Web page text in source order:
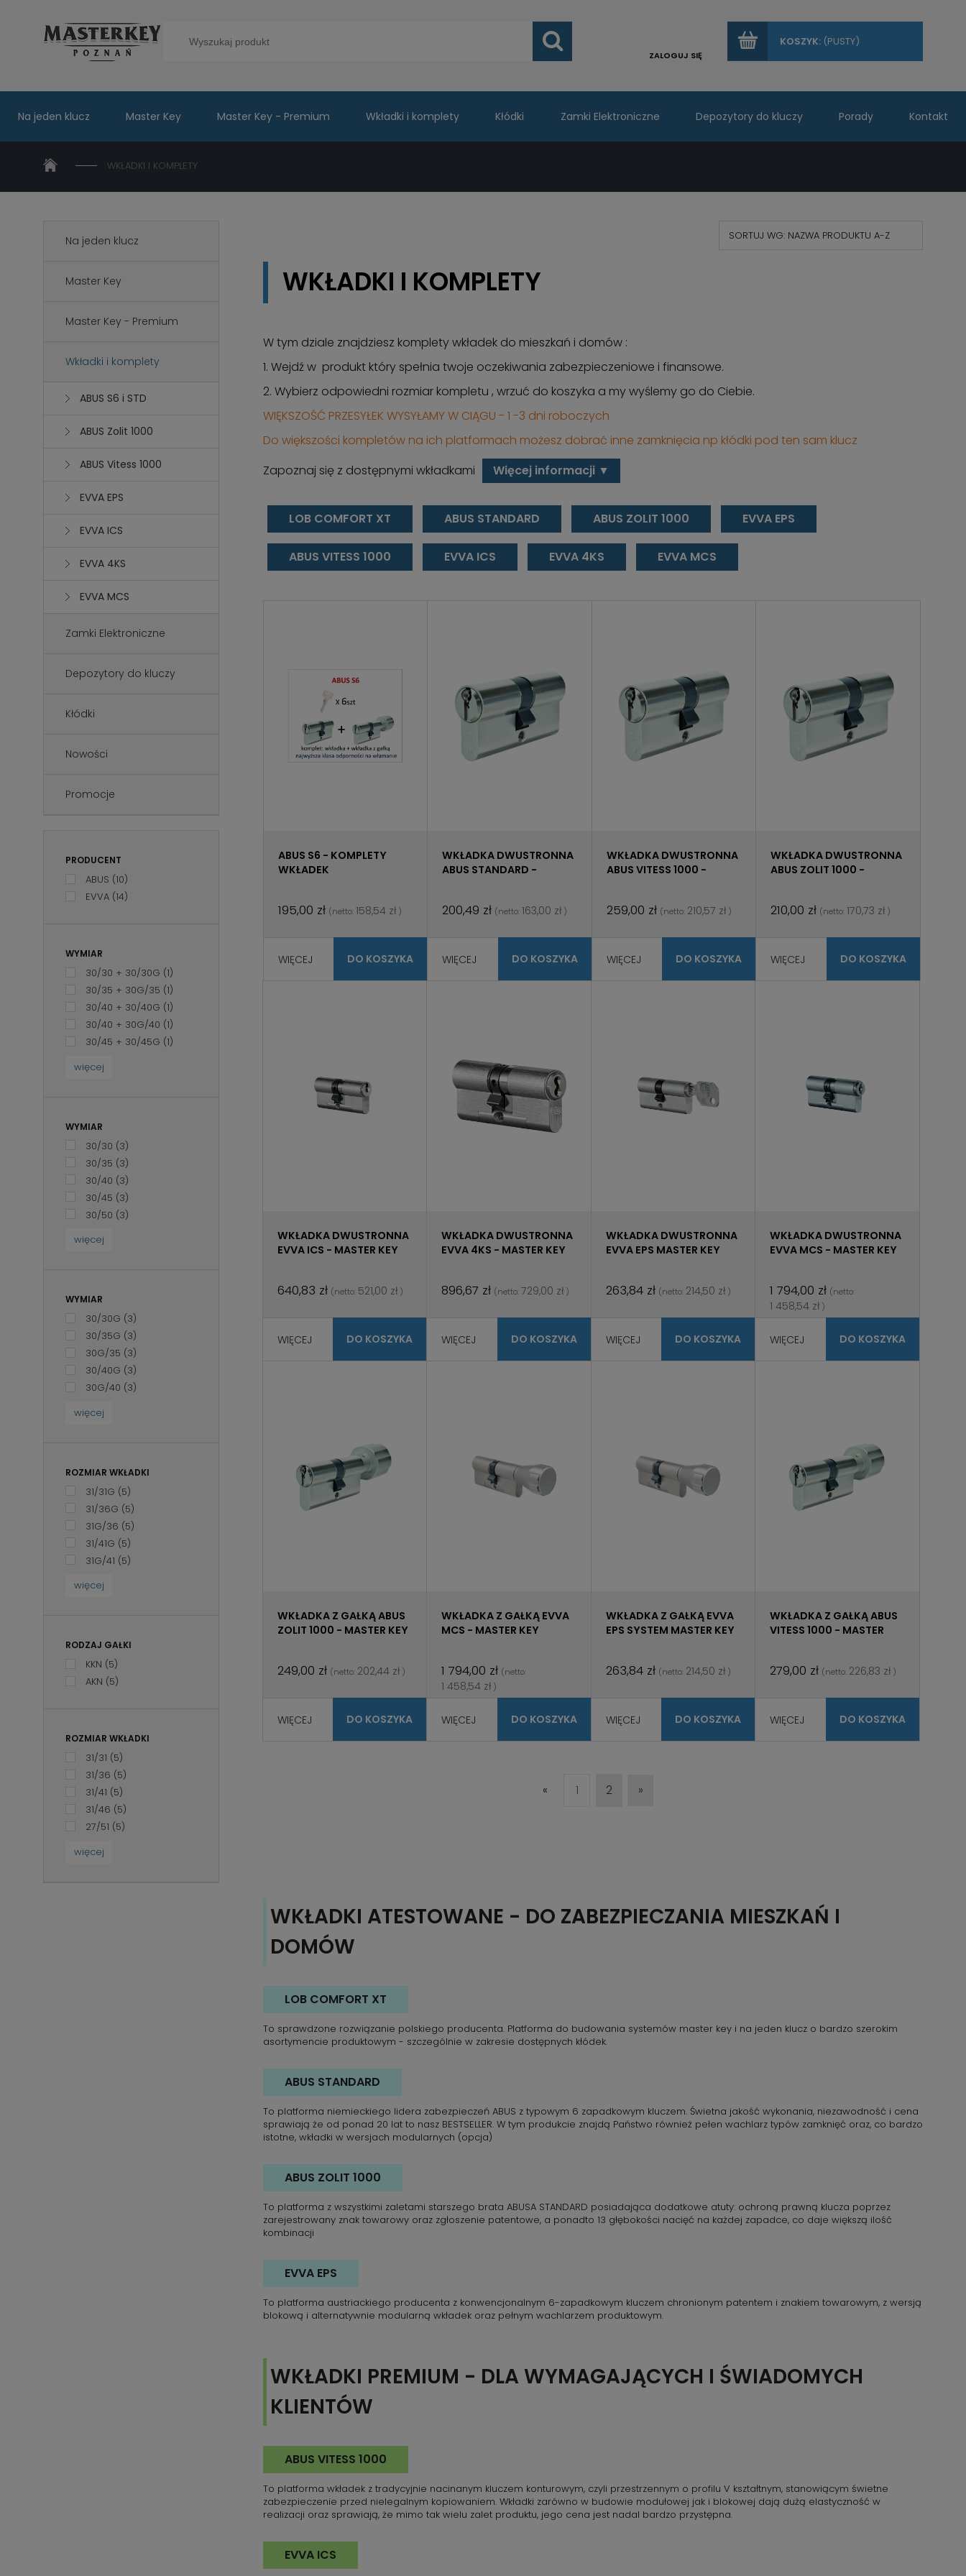
KOSZYK: (PUSTY)
ZALOGUJ SIĘ
Na jeden klucz Master Key Master Key - Premium Wkładki i komplety Kłódki Zamki Elektroniczne Depozytory do kluczy Porady Kontakt
WKŁADKI I KOMPLETY
Na jeden klucz
Master Key
Master Key - Premium
Wkładki i komplety
ABUS S6 i STD
ABUS Zolit 1000
ABUS Vitess 1000
EVVA EPS
EVVA ICS
EVVA 4KS
EVVA MCS
Zamki Elektroniczne
Depozytory do kluczy
Kłódki
Nowości
Promocje
PRODUCENT
ABUS (10)
EVVA (14)
WYMIAR
30/30 + 30/30G (1)
30/35 + 30G/35 (1)
30/40 + 30/40G (1)
30/40 + 30G/40 (1)
30/45 + 30/45G (1)
więcej
WYMIAR
30/30 (3)
30/35 (3)
30/40 (3)
30/45 (3)
30/50 (3)
więcej
WYMIAR
30/30G (3)
30/35G (3)
30G/35 (3)
30/40G (3)
30G/40 (3)
więcej
ROZMIAR WKŁADKI
31/31G (5)
31/36G (5)
31G/36 (5)
31/41G (5)
31G/41 (5)
więcej
RODZAJ GAŁKI
KKN (5)
AKN (5)
ROZMIAR WKŁADKI
31/31 (5)
31/36 (5)
31/41 (5)
31/46 (5)
27/51 (5)
więcej
WKŁADKI I KOMPLETY
SORTUJ WG: NAZWA PRODUKTU A-Z
W tym dziale znajdziesz komplety wkładek do mieszkań i domów :
1. Wejdź w produkt który spełnia twoje oczekiwania zabezpieczeniowe i finansowe.
2. Wybierz odpowiedni rozmiar kompletu , wrzuć do koszyka a my wyślemy go do Ciebie.
WIĘKSZOŚĆ PRZESYŁEK WYSYŁAMY W CIĄGU - 1 -3 dni roboczych
Do większości kompletów na ich platformach możesz dobrać inne zamknięcia np kłódki pod ten sam klucz
Zapoznaj się z dostępnymi wkładkami
Więcej informacji ▼
LOB COMFORT XT ABUS STANDARD ABUS ZOLIT 1000 EVVA EPS
ABUS VITESS 1000 EVVA ICS EVVA 4KS EVVA MCS
ABUS S6 - KOMPLETY
WKŁADEK
195,00 zł (netto: 158,54 zł)
DO KOSZYKA
WIĘCEJ
WKŁADKA DWUSTRONNA
ABUS STANDARD -
200,49 zł (netto:163,00 zł )
DO KOSZYKA
WIĘCEJ
WKŁADKA DWUSTRONNA
ABUS VITESS 1000 -
259,00 zł (netto: 210,57 zł)
DO KOSZYKA
WIĘCEJ
WKŁADKA DWUSTRONNA
ABUS ZOLIT 1000 -
210,00 zł (netto:170,73 zł )
DO KOSZYKA
WIĘCEJ
WKŁADKA DWUSTRONNA
EVVA ICS - MASTER KEY
640,83 zł (netto: 521,00 zł)
DO KOSZYKA
WIĘCEJ
WKŁADKA DWUSTRONNA
EVVA 4KS - MASTER KEY
896,67 zł (netto:729,00 zł )
DO KOSZYKA
WIĘCEJ
WKŁADKA DWUSTRONNA
EVVA EPS MASTER KEY
263,84 zł (netto: 214,50 zł)
DO KOSZYKA
WIĘCEJ
WKŁADKA DWUSTRONNA
EVVA MCS - MASTER KEY
1 794,00 zł (netto:
1 458,54 zł )
DO KOSZYKA
WIĘCEJ
WKŁADKA Z GAŁKĄ ABUS
ZOLIT 1000 - MASTER KEY
249,00 zł (netto: 202,44 zł)
DO KOSZYKA
WIĘCEJ
WKŁADKA Z GAŁKĄ EVVA
MCS - MASTER KEY
1 794,00 zł (netto:
1 458,54 zł )
DO KOSZYKA
WIĘCEJ
WKŁADKA Z GAŁKĄ EVVA
EPS SYSTEM MASTER KEY
263,84 zł (netto: 214,50 zł)
DO KOSZYKA
WIĘCEJ
WKŁADKA Z GAŁKĄ ABUS
VITESS 1000 - MASTER
279,00 zł (netto: 226,83 zł )
DO KOSZYKA
WIĘCEJ
« 1 2 »
WKŁADKI ATESTOWANE - DO ZABEZPIECZANIA MIESZKAŃ I
DOMÓW
LOB COMFORT XT
To sprawdzone rozwiązanie polskiego producenta. Platforma do budowania systemów master key i na jeden klucz o bardzo szerokim
asortymencie produktowym - szczególnie w zakresie dostępnych kłódek.
ABUS STANDARD
To platforma niemieckiego lidera zabezpieczeń ABUS z typowym 6 zapadkowym kluczem. Świetna jakość wykonania, niezawodność i cena
sprawiają że od ponad 20 lat to nasz BESTSELLER. W tym produkcie znajdą Państwo również pełen wachlarz typów zamknięć oraz, co bardzo
istotne, wkładki w wersjach modularnych (opcja)
ABUS ZOLIT 1000
To platforma z wszystkimi zaletami starszego brata ABUSA STANDARD posiadająca dodatkowe atuty: ochroną prawną klucza poprzez
zarejestrowany znak towarowy oraz zgłoszenie patentowe, a ponadto 13 głębokości nacięć na każdej zapadce, co daje większą ilość
kombinacji
EVVA EPS
To platforma austriackiego producenta z konwencjonalnym 6-zapadkowym kluczem chronionym patentem i znakiem towarowym, z wersją
blokową i alternatywnie modularną wkładek oraz pełnym wachlarzem produktowym.
WKŁADKI PREMIUM - DLA WYMAGAJĄCYCH I ŚWIADOMYCH
KLIENTÓW
ABUS VITESS 1000
To platforma wkładek z tradycyjnie nacinanym kluczem konturowym, czyli przestrzennym o profilu V kształtnym, stanowiącym świetne
zabezpieczenie przed nielegalnym kopiowaniem. Wkładki zarówno w budowie modułowej jak i blokowej dają dużą elastyczność w
realizacji oraz sprawiają, że mimo tak wielu zalet produktu, jego cena jest nadal bardzo przystępna.
EVVA ICS